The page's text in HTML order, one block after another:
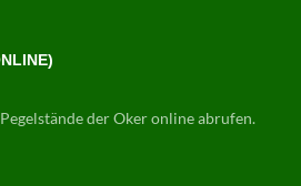
der Oker online abrufen.